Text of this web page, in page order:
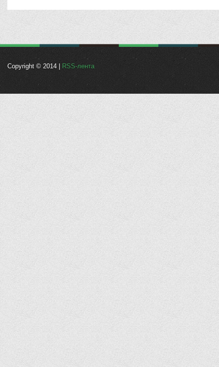
Copyright © 2014 | RSS-лента